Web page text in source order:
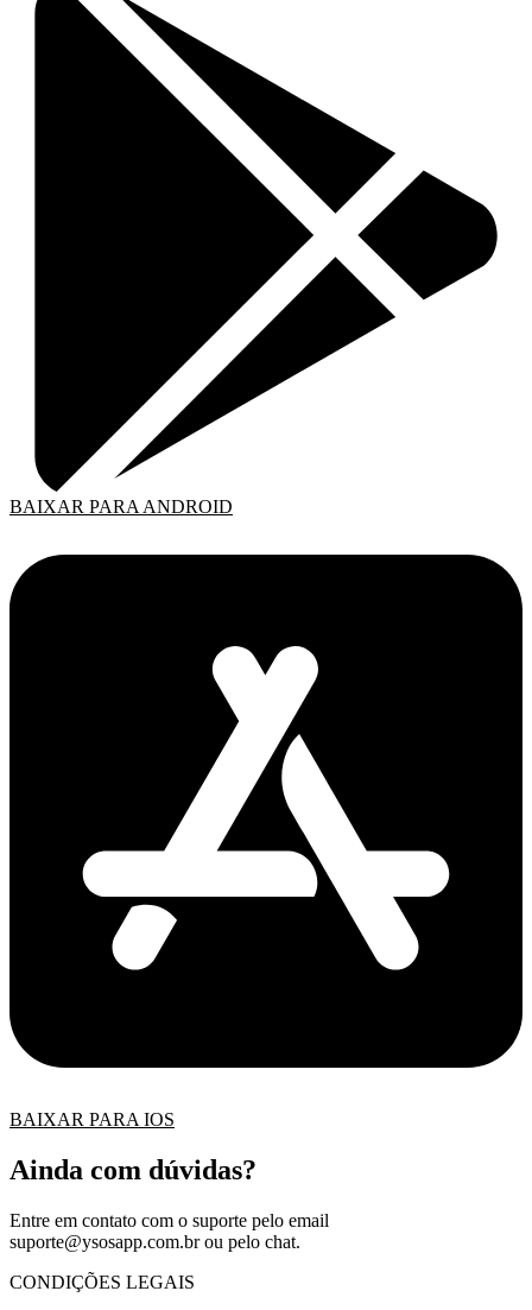
BAIXAR PARA ANDROID
BAIXAR PARA IOS
Ainda com dúvidas?
Entre em contato com o suporte pelo email
suporte@ysosapp.com.brou pelo chat.
CONDIÇÕES LEGAIS